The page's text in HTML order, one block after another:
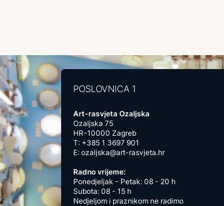
POSLOVNICA 1
Art-rasvjeta Ozaljska
Ozaljska 75
HR-10000 Zagreb
T: +385 1 3697 901
E: ozaljska@art-rasvjeta.hr
Radno vrijeme:
Ponedjeljak - Petak: 08 - 20 h
Subota: 08 - 15 h
Nedjeljom i praznikom ne radimo